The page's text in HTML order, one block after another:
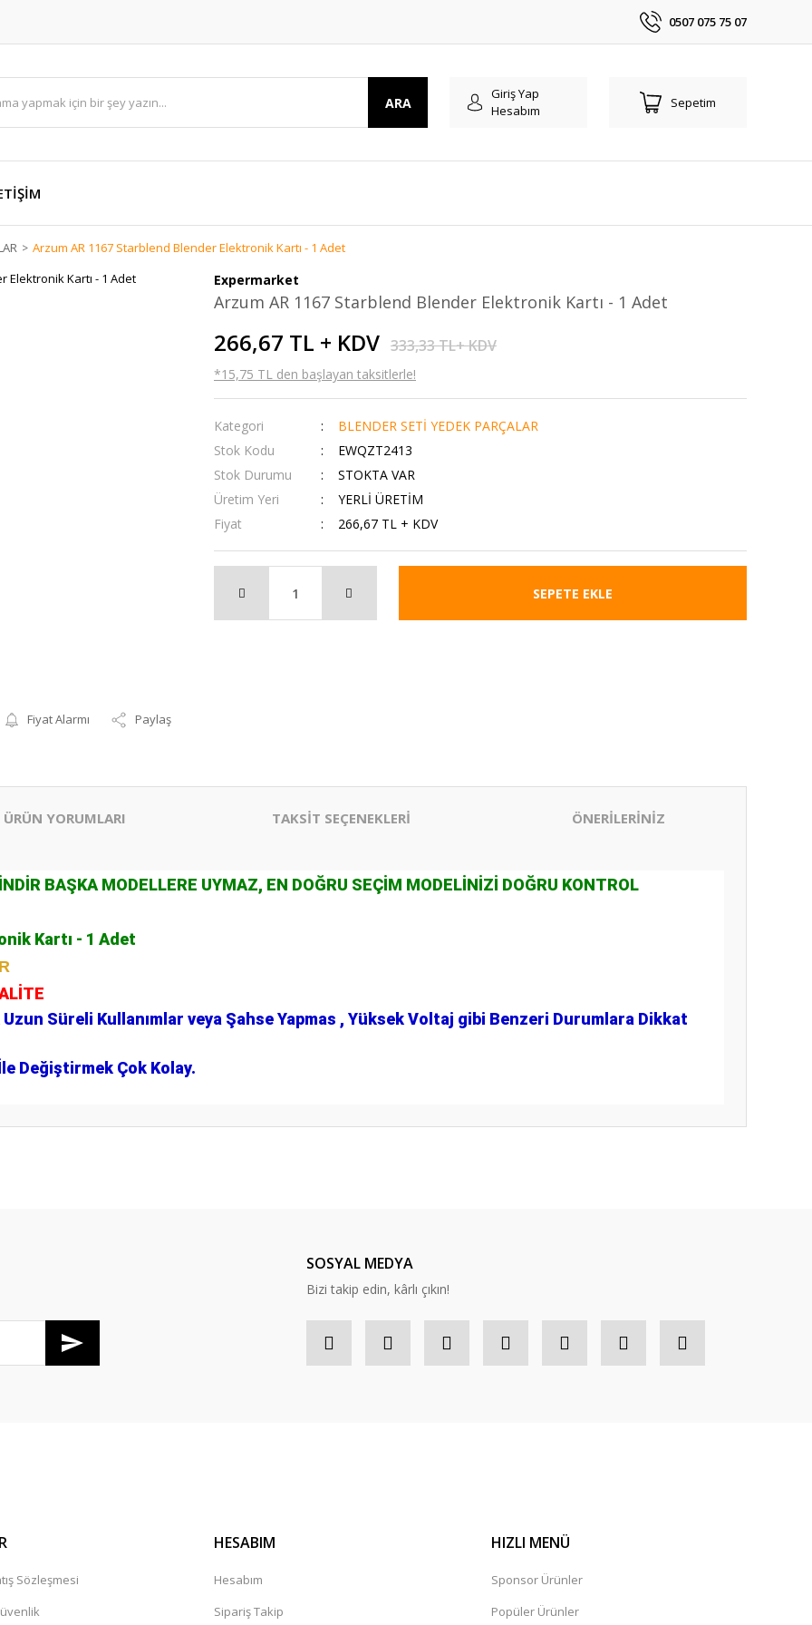
0507 075 75 07
ARA
Giriş Yap
Hesabım
Sepetim
Arzum AR 1167 Starblend Blender Elektronik Kartı - 1 Adet
Fiyat Alarmı Paylaş
Expermarket
Arzum AR 1167 Starblend Blender Elektronik Kartı - 1 Adet
266,67 TL + KDV 333,33 TL+ KDV
*15,75 TL den başlayan taksitlerle!
Kategori
BLENDER SETİ YEDEK PARÇALAR
Stok Kodu
EWQZT2413
Stok Durumu
STOKTA VAR
Üretim Yeri
YERLİ ÜRETİM
Fiyat
266,67 TL + KDV
SEPETE EKLE
ÜRÜN YORUMLARI TAKSİT SEÇENEKLERİ ÖNERİLERİNİZ
BAŞKA MODELLERE UYMAZ, EN DOĞRU SEÇİM MODELİNİZİ DOĞRU KONTROL
Kartı - 1 Adet
Süreli Kullanımlar veya Şahse Yapmas , Yüksek Voltaj gibi Benzeri Durumlara Dikkat
Değiştirmek Çok Kolay.
ve motoru yeniledik. 2bin tl kasada kaldı. Hem para kazanıp, hem faydalı iş tutup ticaret yapmak kolay değildir. Tebrik ederim.
SOSYAL MEDYA
Bizi takip edin, kârlı çıkın!
Sözleşmesi
HESABIM
Hesabım
Sipariş Takip
HIZLI MENÜ
Sponsor Ürünler
Popüler Ürünler